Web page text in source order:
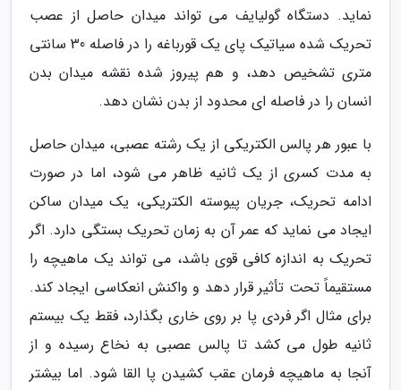
نماید. دستگاه گولیایف می تواند میدان حاصل از عصب
تحریک شده سیاتیک پای یک قورباغه را در فاصله 30 سانتی
متری تشخیص دهد، و هم پیروز شده نقشه میدان بدن
انسان را در فاصله ای محدود از بدن نشان دهد.
با عبور هر پالس الکتریکی از یک رشته عصبی، میدان حاصل
به مدت کسری از یک ثانیه ظاهر می شود، اما در صورت
ادامه تحریک، جریان پیوسته الکتریکی، یک میدان ساکن
ایجاد می نماید که عمر آن به زمان تحریک بستگی دارد. اگر
تحریک به اندازه کافی قوی باشد، می تواند یک ماهیچه را
مستقیماً تحت تأثیر قرار دهد و واکنش انعکاسی ایجاد کند.
برای مثال اگر فردی پا بر روی خاری بگذارد، فقط یک بیستم
ثانیه طول می کشد تا پالس عصبی به نخاع رسیده و از
آنجا به ماهیچه فرمان عقب کشیدن پا القا شود. اما بیشتر